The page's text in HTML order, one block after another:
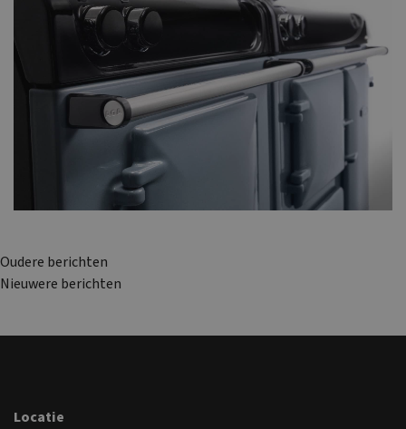
Berichtennavigatie
Oudere berichten
Nieuwere berichten
Locatie